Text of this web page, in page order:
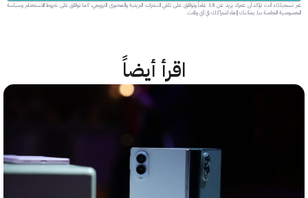
عبر تسجيلك، أنت تؤكد أن عمرك يزيد عن 18 عاماً وتوافق على تلقي النشرات البريدية والمحتوى الترويجي، كما توافق على شروط الاستخدام وسياسة
الخاصة بنا. يمكنك إلغاء اشتراكك في أي وقت.
اقرأ أيضاً